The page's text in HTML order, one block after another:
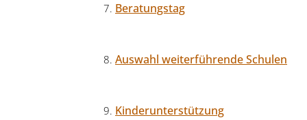
Beratungstag
Auswahl weiterführende Schulen
Kinderunterstützung